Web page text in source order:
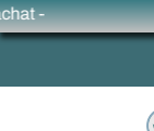
-